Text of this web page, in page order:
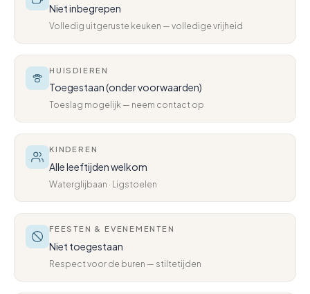
Niet inbegrepen
Volledig uitgeruste keuken — volledige vrijheid
HUISDIEREN
Toegestaan (onder voorwaarden)
Toeslag mogelijk — neem contact op
KINDEREN
Alle leeftijden welkom
Waterglijbaan · Ligstoelen
FEESTEN & EVENEMENTEN
Niet toegestaan
Respect voor de buren — stiltetijden